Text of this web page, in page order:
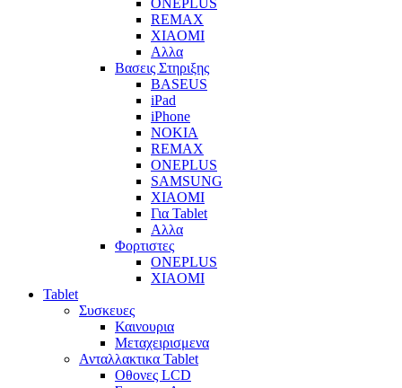
ONEPLUS
REMAX
XIAOMI
Αλλα
Βασεις Στηριξης
BASEUS
iPad
iPhone
NOKIA
REMAX
ONEPLUS
SAMSUNG
XIAOMI
Για Tablet
Αλλα
Φορτιστες
ONEPLUS
XIAOMI
Tablet
Συσκευες
Καινουρια
Μεταχειρισμενα
Ανταλλακτικα Tablet
Οθονες LCD